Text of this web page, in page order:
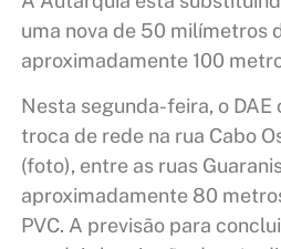
uma nova de 50 milímetros
aproximadamente 100
Nesta segunda-feira, o
troca de rede na rua Cabo
(foto), entre as ruas
aproximadamente 80
PVC. A previsão para